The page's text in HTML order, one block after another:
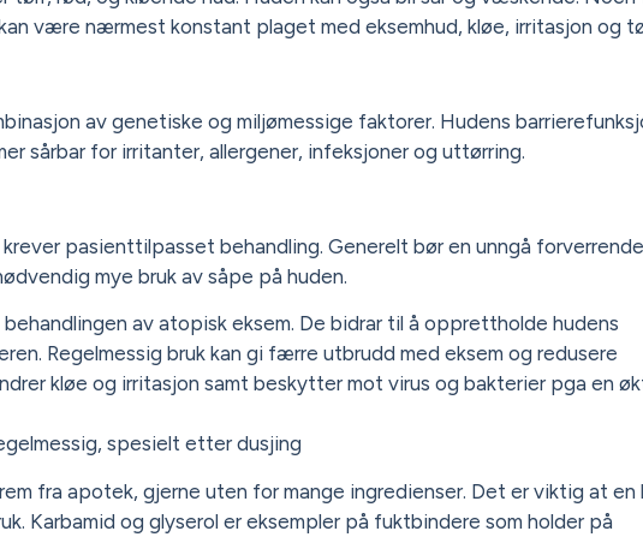
være nærmest konstant plaget med eksemhud, kløe, irritasjon og
av genetiske og miljømessige faktorer. Hudens
sårbar for irritanter, allergener, infeksjoner og uttørring.
pasienttilpasset behandling. Generelt bør en unngå forverrende
mye bruk av såpe på huden.
av atopisk eksem. De bidrar til å opprettholde hudens
Regelmessig bruk kan gi færre utbrudd med eksem og redusere
kløe og irritasjon samt beskytter mot virus og bakterier pga en
spesielt etter dusjing
fra apotek, gjerne uten for mange ingredienser. Det er viktig at en
Karbamid og glyserol er eksempler på fuktbindere som holder på